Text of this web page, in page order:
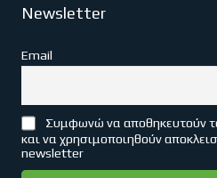
Newsletter
Email
Συμφωνώ να αποθηκευτούν
και να χρησιμοποιηθούν
newsletter